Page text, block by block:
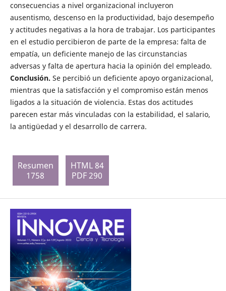
consecuencias a nivel organizacional incluyeron
ausentismo, descenso en la productividad, bajo desempeño
y actitudes negativas a la hora de trabajar. Los participantes
en el estudio percibieron de parte de la empresa: falta de
empatía, un deficiente manejo de las circunstancias
adversas y falta de apertura hacia la opinión del empleado.
Conclusión. Se percibió un deficiente apoyo organizacional,
mientras que la satisfacción y el compromiso están menos
ligados a la situación de violencia. Estas dos actitudes
parecen estar más vinculadas con la estabilidad, el salario,
la antigüedad y el desarrollo de carrera.
Resumen
1758
HTML 84
PDF 290